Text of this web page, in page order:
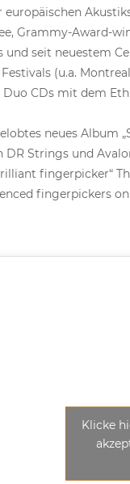
Grammy-Award-
seit neuestem
(u.a.
CDs mit dem
neues Album
Strings und
fingerpicker“
fingerpickers
Klicke